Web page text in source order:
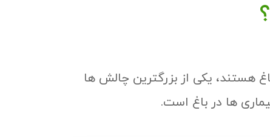
هستند، یکی از بزرگترین چالش ها
ها در باغ است.